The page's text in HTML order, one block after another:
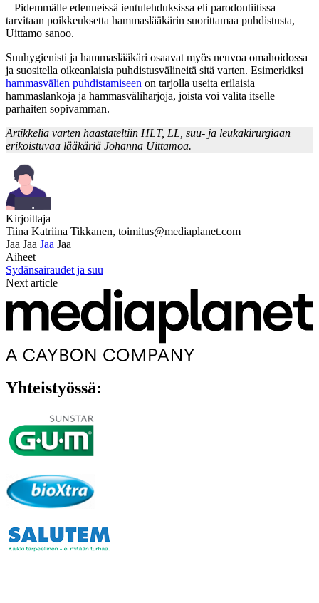
– Pidemmälle edenneissä ientulehduksissa eli parodontiitissa
tarvitaan poikkeuksetta hammaslääkärin suorittamaa puhdistusta,
Uittamo sanoo.
Suuhygienisti ja hammaslääkäri osaavat myös neuvoa omahoidossa
ja suositella oikeanlaisia puhdistusvälineitä sitä varten. Esimerkiksi
hammasvälien puhdistamiseen on tarjolla useita erilaisia
hammaslankoja ja hammasväliharjoja, joista voi valita itselle
parhaiten sopivamman.
Artikkelia varten haastateltiin HLT, LL, suu- ja leukakirurgiaan
erikoistuvaa lääkäriä Johanna Uittamoa.
Kirjoittaja
Tiina Katriina Tikkanen, toimitus@mediaplanet.com
Jaa Jaa Jaa Jaa
Aiheet
Sydänsairaudet ja suu
Next article
Yhteistyössä: